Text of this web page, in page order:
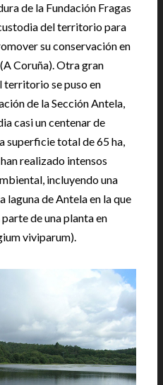
de la Fundación Fragas
del territorio para
su conservación en
Coruña). Otra gran
territorio se puso en
de la Sección Antela,
casi un centenar de
superficie total de 65 ha,
realizado intensos
incluyendo una
laguna de Antela en la que
de una planta en
viviparum).